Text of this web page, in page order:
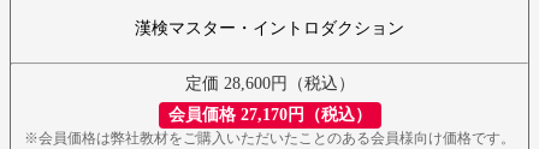
漢検マスター・イントロダクション
定価 28,600円（税込）
会員価格 27,170円（税込）
※会員価格は弊社教材をご購入いただいたことのある会員様向け価格です。